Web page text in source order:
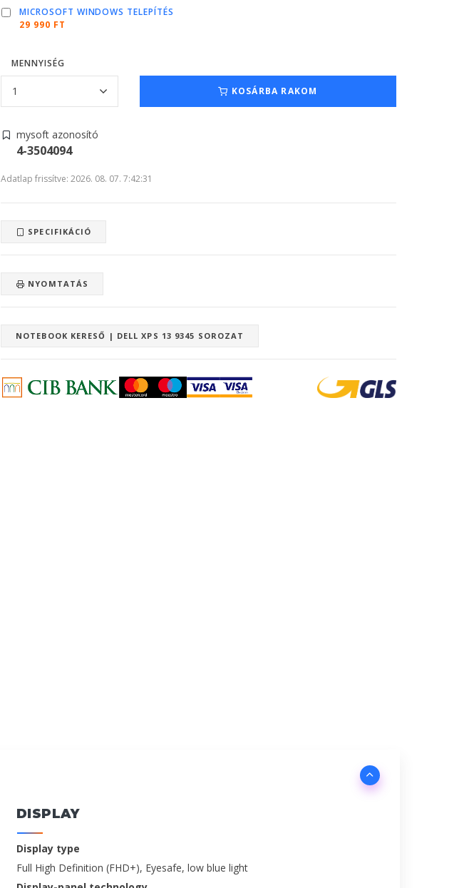
MICROSOFT WINDOWS TELEPÍTÉS
29 990 FT
MENNYISÉG
KOSÁRBA RAKOM
mysoft azonosító
4-3504094
Adatlap frissítve: 2026. 08. 07. 7:42:31
SPECIFIKÁCIÓ
NYOMTATÁS
NOTEBOOK KERESŐ | DELL XPS 13 9345 SOROZAT
DISPLAY
Display type
Full High Definition (FHD+), Eyesafe, low blue light